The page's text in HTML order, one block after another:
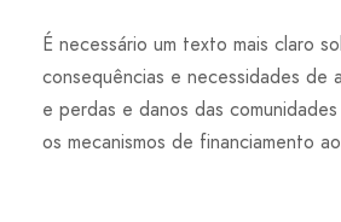
É necessário um texto mais claro
consequências e necessidades de
e perdas e danos das
os mecanismos de financiamento